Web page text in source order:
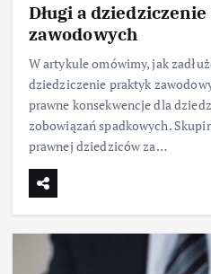
Długi a
zawodowych
W artykule omówimy, jak
dziedziczenie praktyk
prawne konsekwencje dla
zobowiązań spadkowych.
prawnej dziedziców za…